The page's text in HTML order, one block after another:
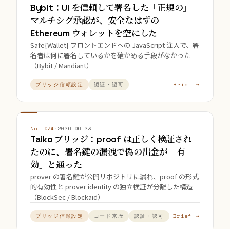
Bybit：UI を信頼して署名した「正規の」
マルチシグ承認が、安全なはずの
Ethereum ウォレットを空にした
Safe{Wallet} フロントエンドへの JavaScript 注入で、署
名者は何に署名しているかを確かめる手段がなかった
（Bybit / Mandiant）
ブリッジ信頼設定 認証・認可 Brief →
No. 074 2026-06-23
Taiko ブリッジ：proof は正しく検証され
たのに、署名鍵の漏洩で偽の出金が「有
効」と通った
prover の署名鍵が公開リポジトリに漏れ、proof の形式
的有効性と prover identity の独立検証が分離した構造
（BlockSec / Blockaid）
ブリッジ信頼設定 コード来歴 認証・認可 Brief →